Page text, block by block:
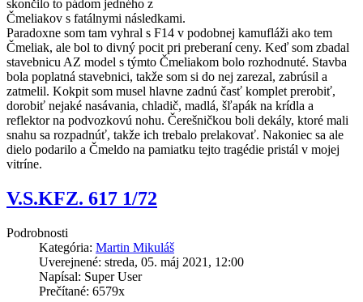
skončilo to pádom jedného z
Čmeliakov s fatálnymi následkami.
Paradoxne som tam vyhral s F14 v podobnej kamufláži ako tem
Čmeliak, ale bol to divný pocit pri preberaní ceny. Keď som zbadal
stavebnicu AZ model s týmto Čmeliakom bolo rozhodnuté. Stavba
bola poplatná stavebnici, takže som si do nej zarezal, zabrúsil a
zatmelil. Kokpit som musel hlavne zadnú časť komplet prerobiť,
dorobiť nejaké nasávania, chladič, madlá, šľapák na krídla a
reflektor na podvozkovú nohu. Čerešničkou boli dekály, ktoré mali
snahu sa rozpadnúť, takže ich trebalo prelakovať. Nakoniec sa ale
dielo podarilo a Čmeldo na pamiatku tejto tragédie pristál v mojej
vitríne.
V.S.KFZ. 617 1/72
Podrobnosti
Kategória: Martin Mikuláš
Uverejnené: streda, 05. máj 2021, 12:00
Napísal: Super User
Prečítané: 6579x